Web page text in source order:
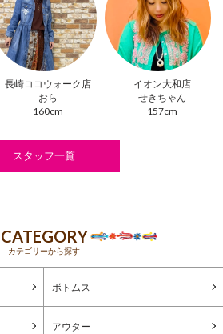
長崎ココウォーク店
おら
160cm
イオン大和店
せきちゃん
157cm
スタッフ一覧
CATEGORY
カテゴリーから探す
ボトムス
アウター